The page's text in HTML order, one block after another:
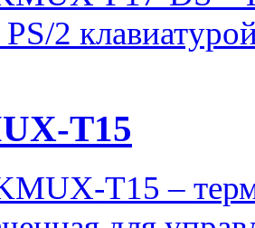
2
T15
T15 –